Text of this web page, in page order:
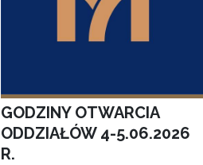
GODZINY OTWARCIA
ODDZIAŁÓW 4-5.06.2026
R.